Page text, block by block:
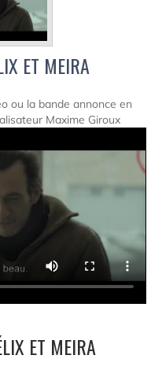
ET MEIRA
ou la bande annonce en
Maxime Giroux
ET MEIRA